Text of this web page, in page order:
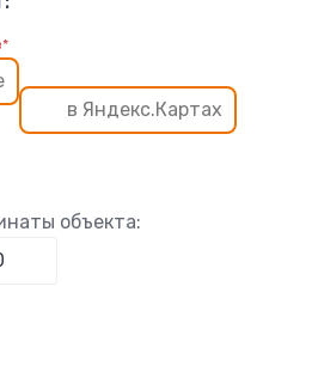
в Яндекс.Картах
объекта: